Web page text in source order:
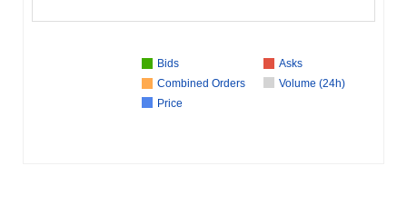
Bids
Asks
Combined Orders
Volume (24h)
Price